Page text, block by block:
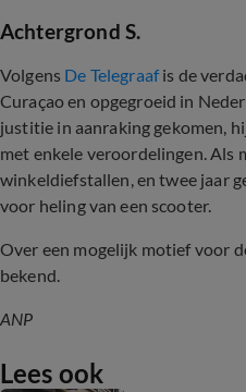
Achtergrond S.
Volgens De Telegraafis de
Curaçao en opgegroeid in
justitie in aanraking gekomen,
met enkele veroordelingen. Als
winkeldiefstallen, en twee jaar
voor heling van een scooter.
Over een mogelijk motief voor
bekend.
ANP
Lees ook